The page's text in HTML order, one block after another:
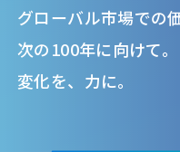
グローバル市場での
次の100年に向けて。
変化を、力に。